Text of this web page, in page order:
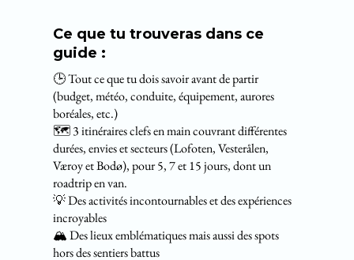
Ce que tu trouveras dans ce
guide :
🕒 Tout ce que tu dois savoir avant de partir
(budget, météo, conduite, équipement, aurores
boréales, etc.)
🗺️ 3 itinéraires clefs en main couvrant différentes
durées, envies et secteurs (Lofoten, Vesterålen,
Væroy et Bodø), pour 5, 7 et 15 jours, dont un
roadtrip en van.
💡 Des activités incontournables et des expériences
incroyables
🏔️ Des lieux emblématiques mais aussi des spots
hors des sentiers battus